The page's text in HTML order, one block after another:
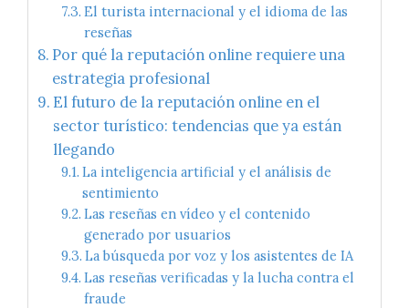
El turista internacional y el idioma de las
reseñas
Por qué la reputación online requiere una
estrategia profesional
El futuro de la reputación online en el
sector turístico: tendencias que ya están
llegando
La inteligencia artificial y el análisis de
sentimiento
Las reseñas en vídeo y el contenido
generado por usuarios
La búsqueda por voz y los asistentes de IA
Las reseñas verificadas y la lucha contra el
fraude